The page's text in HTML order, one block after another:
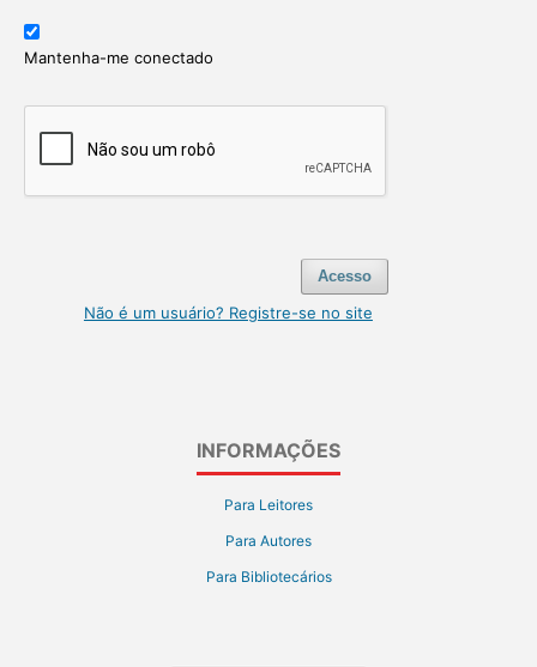
Mantenha-me conectado
Acesso
Não é um usuário? Registre-se no site
INFORMAÇÕES
Para Leitores
Para Autores
Para Bibliotecários